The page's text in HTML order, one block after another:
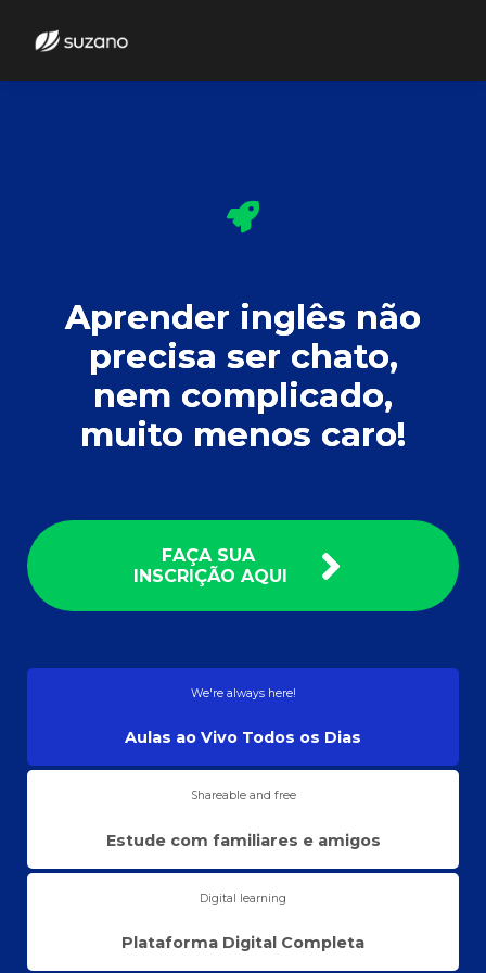
Aprender inglês não
precisa ser chato,
nem complicado,
muito menos caro!
FAÇA SUA
INSCRIÇÃO AQUI
We're always here!
Aulas ao Vivo Todos os Dias
Shareable and free
Estude com familiares e amigos
Digital learning
Plataforma Digital Completa